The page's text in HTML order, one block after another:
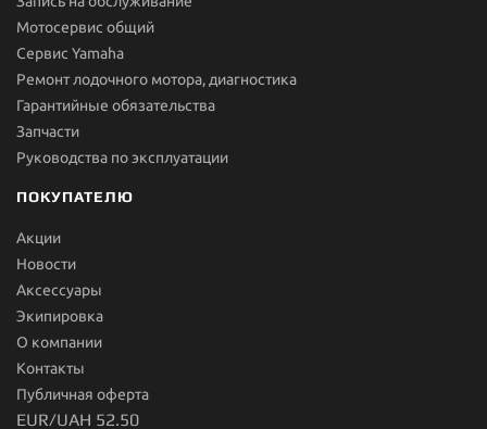
Мотосервис общий
Сервис Yamaha
Ремонт лодочного мотора, диагностика
Гарантийные обязательства
Запчасти
Руководства по эксплуатации
ПОКУПАТЕЛЮ
Акции
Новости
Aксессуары
Экипировка
О компании
Контакты
Публичная оферта
EUR/UAH 52.50